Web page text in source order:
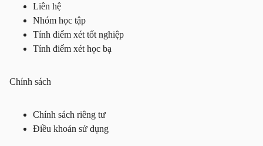
Liên hệ
Nhóm học tập
Tính điểm xét tốt nghiệp
Tính điểm xét học bạ
Chính sách
Chính sách riêng tư
Điều khoản sử dụng